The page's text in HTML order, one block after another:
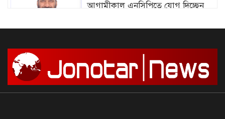
আগামীকাল এনসিপিতে যোগ দিচ্ছেন
পরোয়ানা
সাগরে আজ থেকে ৫৮ দিনের জন্য মাছ